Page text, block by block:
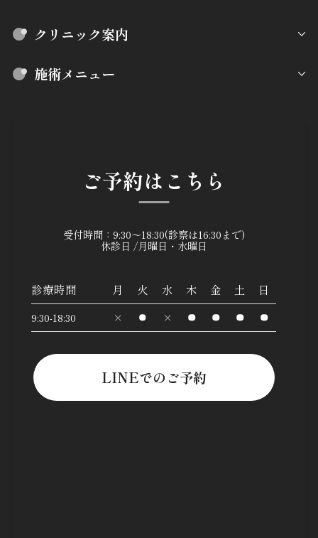
クリニック案内
施術メニュー
ご予約はこちら
受付時間：9:30～18:30(診察は16:30まで)
休診日 /月曜日・水曜日
診療時間 月 火 水 木 金 土 日
9:30-18:30
LINEでのご予約